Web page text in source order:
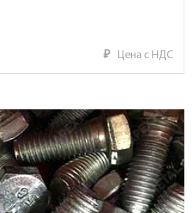
₽ Цена с НДС